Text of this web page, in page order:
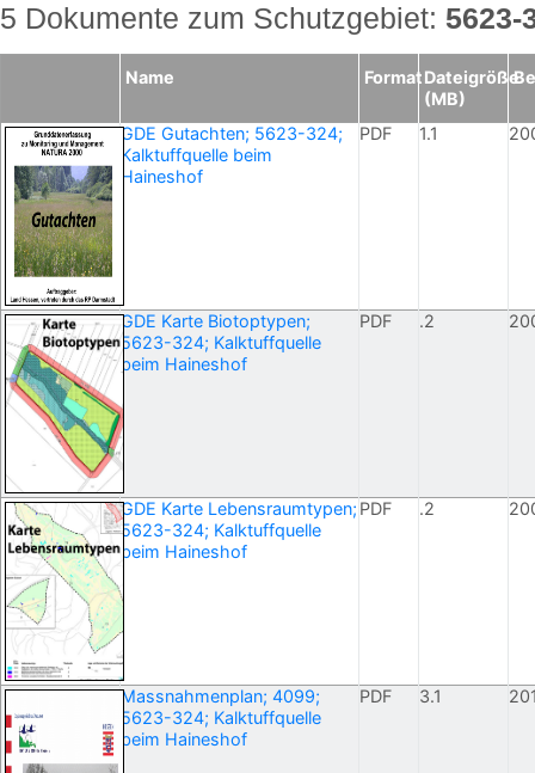
5 Dokumente zum Schutzgebiet: 5623-
Name FormatDateigröße
(MB)
GDE Gutachten; 5623-324;
Kalktuffquelle beim
Haineshof
PDF 1.1
GDE Karte Biotoptypen;
5623-324; Kalktuffquelle
beim Haineshof
PDF .2
GDE Karte Lebensraumtypen;
5623-324; Kalktuffquelle
beim Haineshof
PDF .2
Massnahmenplan; 4099;
5623-324; Kalktuffquelle
beim Haineshof
PDF 3.1